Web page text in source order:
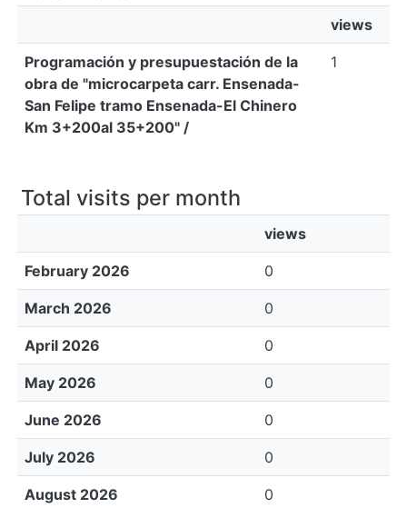
views
Programación y presupuestación de la
obra de "microcarpeta carr. Ensenada-
San Felipe tramo Ensenada-El Chinero
Km 3+200al 35+200" /
1
Total visits per month
views
February 2026 0
March 2026 0
April 2026 0
May 2026 0
June 2026 0
July 2026 0
August 2026 0